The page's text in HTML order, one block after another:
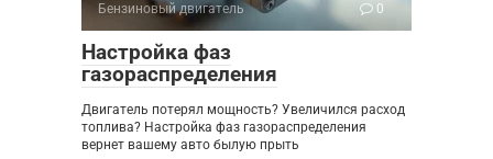
Бензиновый двигатель 0
Настройка фаз
газораспределения
Двигатель потерял мощность? Увеличился расход
топлива? Настройка фаз газораспределения
вернет вашему авто былую прыть